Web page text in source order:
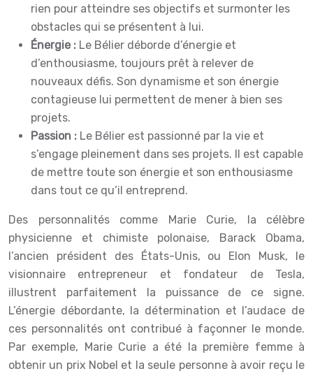
rien pour atteindre ses objectifs et surmonter les
obstacles qui se présentent à lui.
Énergie : Le Bélier déborde d’énergie et
d’enthousiasme, toujours prêt à relever de
nouveaux défis. Son dynamisme et son énergie
contagieuse lui permettent de mener à bien ses
projets.
Passion : Le Bélier est passionné par la vie et
s’engage pleinement dans ses projets. Il est capable
de mettre toute son énergie et son enthousiasme
dans tout ce qu’il entreprend.
Des personnalités comme Marie Curie, la célèbre
physicienne et chimiste polonaise, Barack Obama,
l’ancien président des États-Unis, ou Elon Musk, le
visionnaire entrepreneur et fondateur de Tesla,
illustrent parfaitement la puissance de ce signe.
L’énergie débordante, la détermination et l’audace de
ces personnalités ont contribué à façonner le monde.
Par exemple, Marie Curie a été la première femme à
obtenir un prix Nobel et la seule personne à avoir reçu le